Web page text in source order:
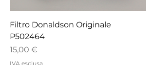
Filtro Donaldson Originale
P502464
Prezzo
15,00 €
IVA esclusa